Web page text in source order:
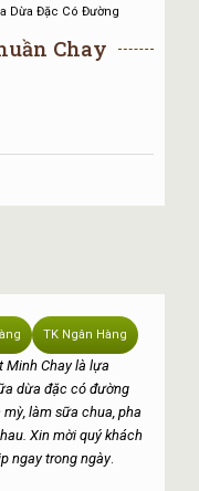
Dừa Đặc Có Đường
Chay
₫.
TK Ngân Hàng
Minh Chay là lựa
dừa đặc có đường
làm sữa chua, pha
Xin mời quý khách
ngay trong ngày.